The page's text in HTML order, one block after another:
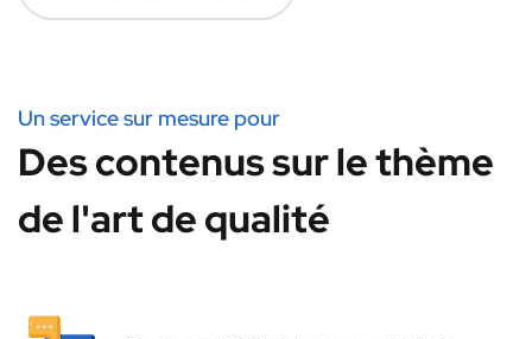
Un service sur mesure pour
Des contenus sur le thème
de l'art de qualité